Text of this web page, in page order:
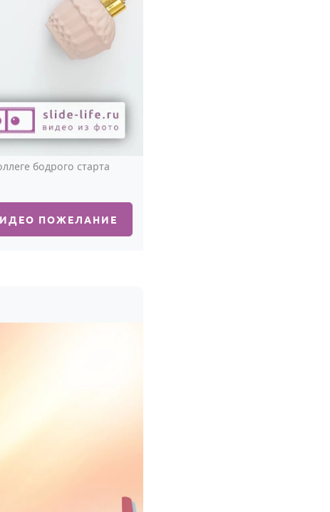
бодрого старта
ПОЖЕЛАНИЕ